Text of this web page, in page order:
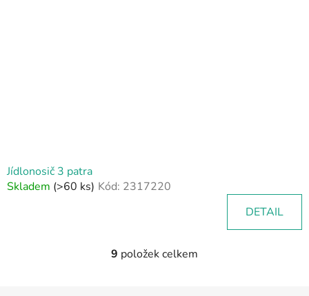
Jídlonosič 3 patra
Skladem (>60 ks) Kód: 2317220
DETAIL
O
9 položek celkem